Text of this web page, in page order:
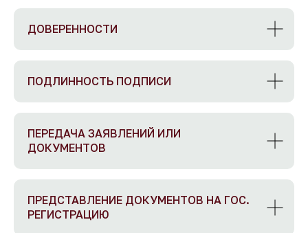
ДОВЕРЕННОСТИ
ПОДЛИННОСТЬ ПОДПИСИ
ПЕРЕДАЧА ЗАЯВЛЕНИЙ ИЛИ
ДОКУМЕНТОВ
ПРЕДСТАВЛЕНИЕ ДОКУМЕНТОВ НА ГОС.
РЕГИСТРАЦИЮ